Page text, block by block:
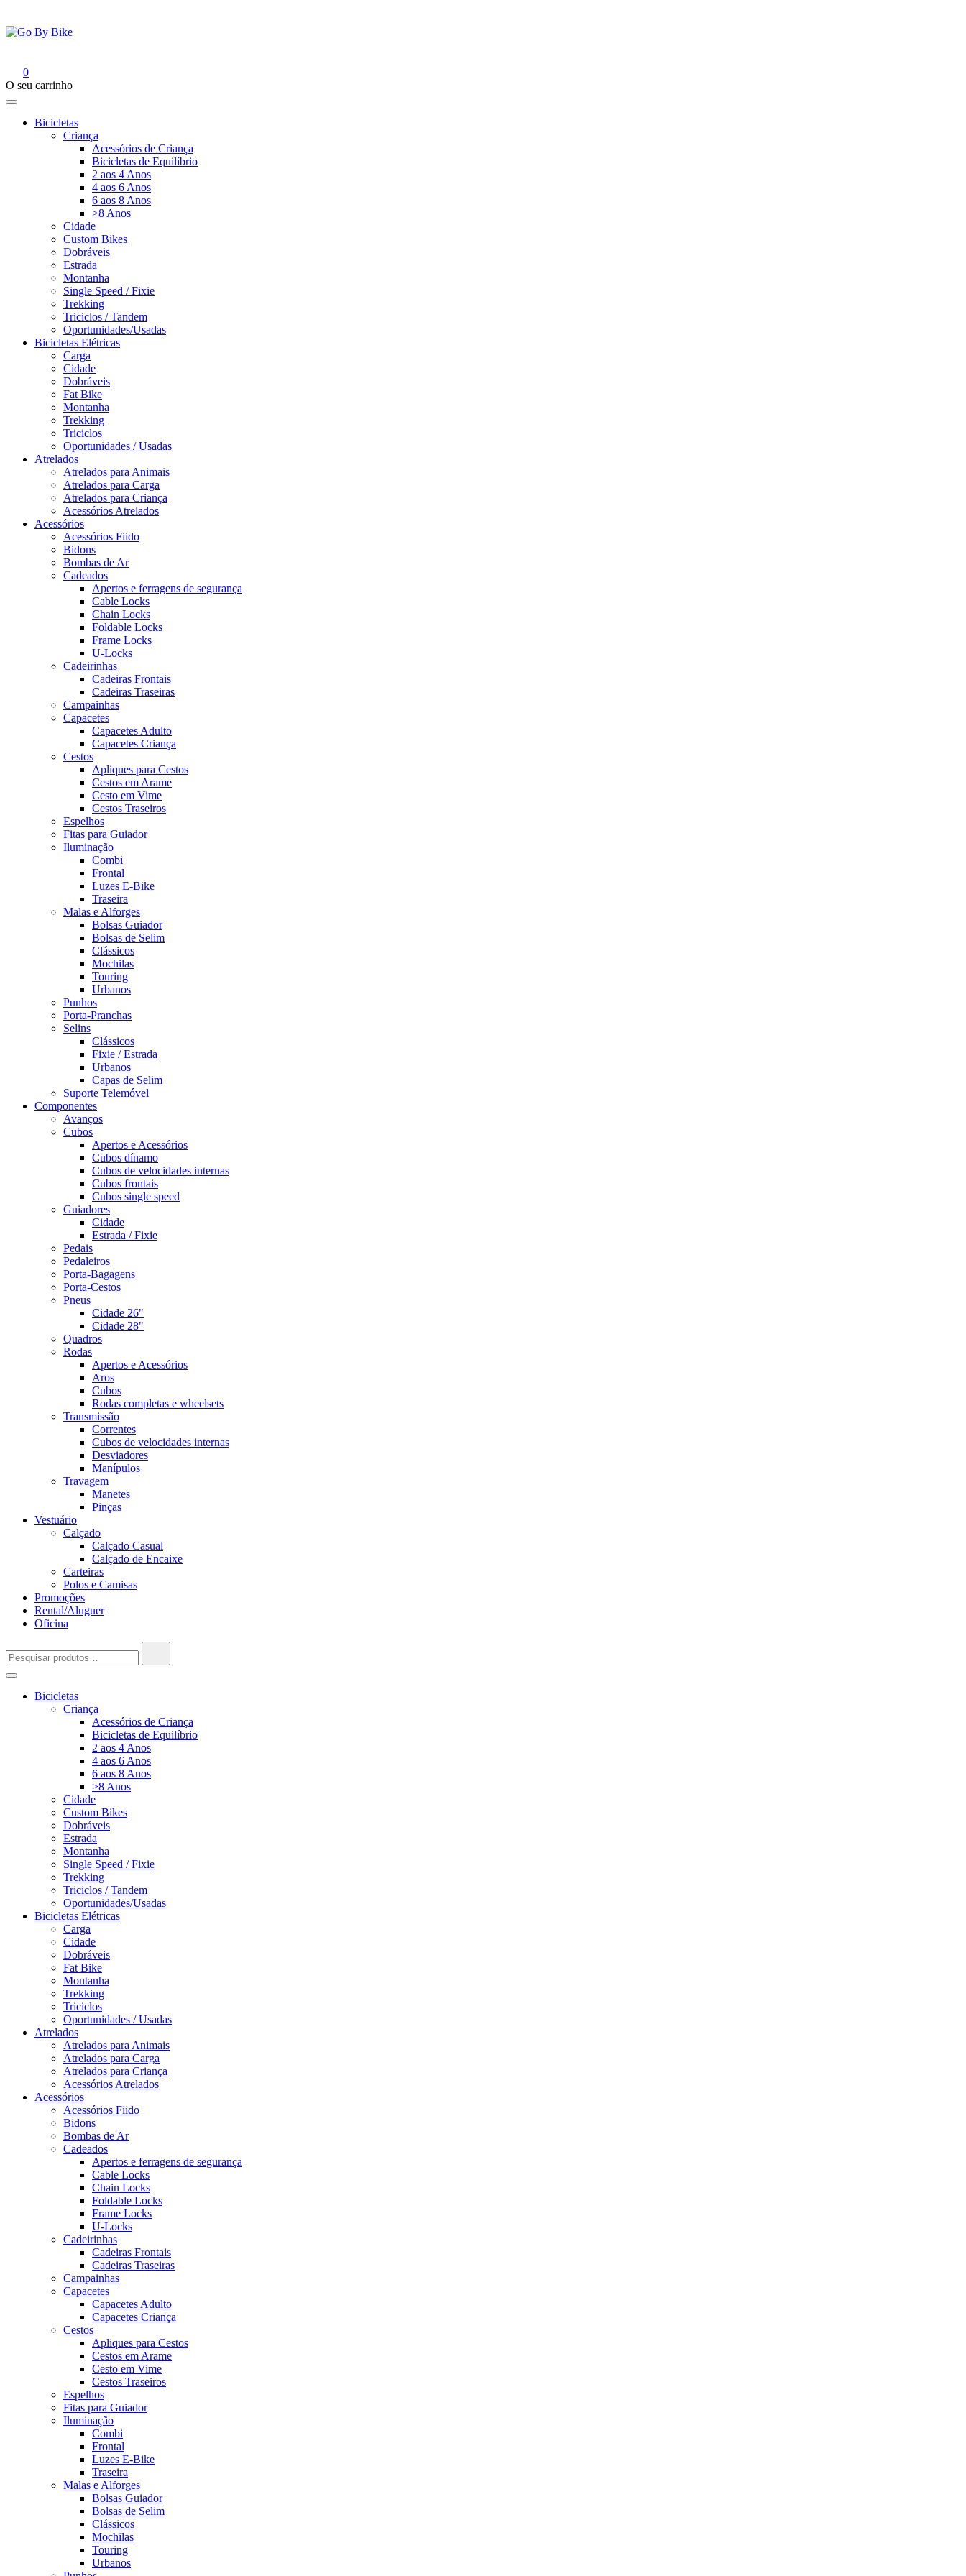
para
o
0
O seu carrinho
Bicicletas
Criança
Acessórios de Criança
Bicicletas de Equilíbrio
2 aos 4 Anos
4 aos 6 Anos
6 aos 8 Anos
>8 Anos
Cidade
Custom Bikes
Dobráveis
Estrada
Montanha
Single Speed / Fixie
Trekking
Triciclos / Tandem
Oportunidades/Usadas
Bicicletas Elétricas
Carga
Cidade
Dobráveis
Fat Bike
Montanha
Trekking
Triciclos
Oportunidades / Usadas
Atrelados
Atrelados para Animais
Atrelados para Carga
Atrelados para Criança
Acessórios Atrelados
Acessórios
Acessórios Fiido
Bidons
Bombas de Ar
Cadeados
Apertos e ferragens de segurança
Cable Locks
Chain Locks
Foldable Locks
Frame Locks
U-Locks
Cadeirinhas
Cadeiras Frontais
Cadeiras Traseiras
Campainhas
Capacetes
Capacetes Adulto
Capacetes Criança
Cestos
Apliques para Cestos
Cestos em Arame
Cesto em Vime
Cestos Traseiros
Espelhos
Fitas para Guiador
Iluminação
Combi
Frontal
Luzes E-Bike
Traseira
Malas e Alforges
Bolsas Guiador
Bolsas de Selim
Clássicos
Mochilas
Touring
Urbanos
Punhos
Porta-Pranchas
Selins
Clássicos
Fixie / Estrada
Urbanos
Capas de Selim
Suporte Telemóvel
Componentes
Avanços
Cubos
Apertos e Acessórios
Cubos dínamo
Cubos de velocidades internas
Cubos frontais
Cubos single speed
Guiadores
Cidade
Estrada / Fixie
Pedais
Pedaleiros
Porta-Bagagens
Porta-Cestos
Pneus
Cidade 26"
Cidade 28"
Quadros
Rodas
Apertos e Acessórios
Aros
Cubos
Rodas completas e wheelsets
Transmissão
Correntes
Cubos de velocidades internas
Desviadores
Manípulos
Travagem
Manetes
Pinças
Vestuário
Calçado
Calçado Casual
Calçado de Encaixe
Carteiras
Polos e Camisas
Promoções
Rental/Aluguer
Oficina
por:
Bicicletas
Criança
Acessórios de Criança
Bicicletas de Equilíbrio
2 aos 4 Anos
4 aos 6 Anos
6 aos 8 Anos
>8 Anos
Cidade
Custom Bikes
Dobráveis
Estrada
Montanha
Single Speed / Fixie
Trekking
Triciclos / Tandem
Oportunidades/Usadas
Bicicletas Elétricas
Carga
Cidade
Dobráveis
Fat Bike
Montanha
Trekking
Triciclos
Oportunidades / Usadas
Atrelados
Atrelados para Animais
Atrelados para Carga
Atrelados para Criança
Acessórios Atrelados
Acessórios
Acessórios Fiido
Bidons
Bombas de Ar
Cadeados
Apertos e ferragens de segurança
Cable Locks
Chain Locks
Foldable Locks
Frame Locks
U-Locks
Cadeirinhas
Cadeiras Frontais
Cadeiras Traseiras
Campainhas
Capacetes
Capacetes Adulto
Capacetes Criança
Cestos
Apliques para Cestos
Cestos em Arame
Cesto em Vime
Cestos Traseiros
Espelhos
Fitas para Guiador
Iluminação
Combi
Frontal
Luzes E-Bike
Traseira
Malas e Alforges
Bolsas Guiador
Bolsas de Selim
Clássicos
Mochilas
Touring
Urbanos